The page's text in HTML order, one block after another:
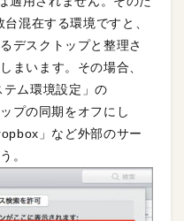
混在する環境ですと、
デスクトップと整理さ
まいます。その場合、
ム環境設定」の
プの同期をオフにし
」など外部のサー
。